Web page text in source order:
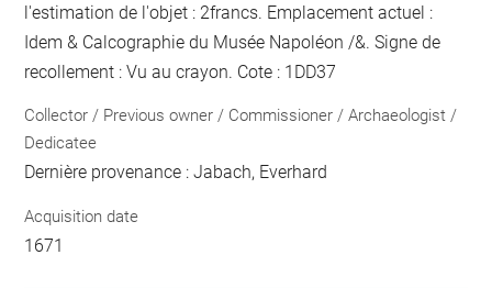
l'estimation de l'objet : 2francs. Emplacement actuel :
Idem & Calcographie du Musée Napoléon /&. Signe de
recollement :Vu au crayon. Cote : 1DD37
Collector / Previous owner / Commissioner / Archaeologist /
Dedicatee
Dernière provenance : Jabach, Everhard
Acquisition date
1671